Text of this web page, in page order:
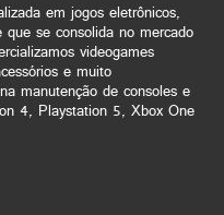
em jogos eletrônicos,
se consolida no mercado
videogames
e muito
manutenção de consoles e
4, Playstation 5, Xbox One